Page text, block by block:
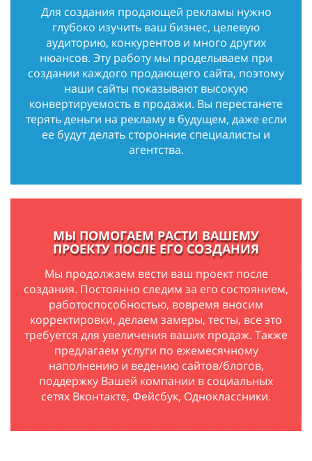
Для создания продающей рекламы нужно
глубоко изучить ваш бизнес, целевую
аудиторию, конкурентов и много других
нюансов. Эту работу мы проделываем при
создании каждого продающего сайта, поэтому
наши сайты показывают высокую
конвертируемость в продажи. Вы перестанете
терять деньги на рекламу в будущем, даже если
ее будут делать сторонние специалисты и
агентства.
МЫ ПОМОГАЕМ РАСТИ ВАШЕМУ
ПРОЕКТУ ПОСЛЕ ЕГО СОЗДАНИЯ
Мы продолжаем вести ваш проект после
создания. Постоянно следим за его состоянием,
работоспособностью, вовремя вносим
корректировки, делаем замеры, тесты, все это
требуется для увеличения ваших продаж. Также
предлагаем услуги по ежемесячному
наполнению и ведению сайтов/блогов,
поддержку Вашей компании в социальных
сетях Вконтакте, Фейсбук, Одноклассники.